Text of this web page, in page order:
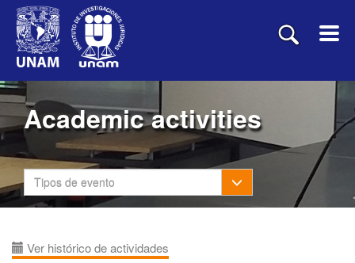
Academic activities
Tipos de evento Toggle Dropdown
Ver histórico de actividades